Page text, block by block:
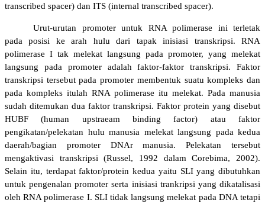
transcribed spacer) dan ITS (internal transcribed spacer).
Urut-urutan promoter untuk RNA polimerase ini terletak
pada posisi ke arah hulu dari tapak inisiasi transkripsi. RNA
polimerase I tak melekat langsung pada promoter, yang melekat
langsung pada promoter adalah faktor-faktor transkripsi. Faktor
transkripsi tersebut pada promoter membentuk suatu kompleks dan
pada kompleks itulah RNA polimerase itu melekat. Pada manusia
sudah ditemukan dua faktor transkripsi. Faktor protein yang disebut
HUBF (human upstraeam binding factor) atau faktor
pengikatan/pelekatan hulu manusia melekat langsung pada kedua
daerah/bagian promoter DNAr manusia. Pelekatan tersebut
mengaktivasi transkripsi (Russel, 1992 dalam Corebima, 2002).
Selain itu, terdapat faktor/protein kedua yaitu SLI yang dibutuhkan
untuk pengenalan promoter serta inisiasi trankripsi yang dikatalisasi
oleh RNA polimerase I. SLI tidak langsung melekat pada DNA tetapi